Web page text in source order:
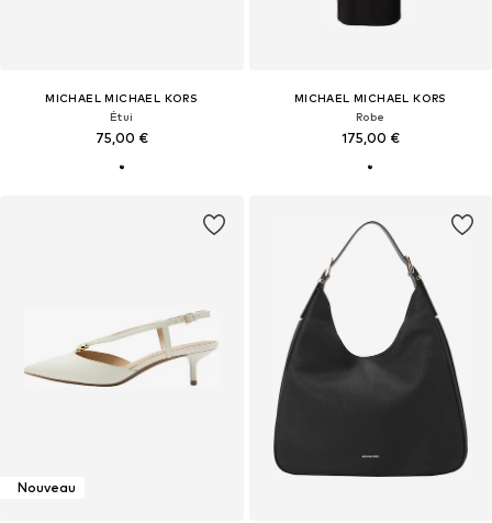
MICHAEL MICHAEL KORS
Étui
75,00 €
MICHAEL MICHAEL KORS
Robe
175,00 €
Nouveau